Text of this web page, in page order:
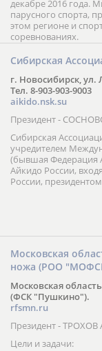
декабре 2016 года.
парусного спорта,
этом регионе и
соревнованиях.
Сибирская
г. Новосибирск, ул.
Тел. 8-903-903-9003
aikido.nsk.su
Президент -
Сибирская
учредителем
(бывшая Федерация
Айкидо России,
России,
Московская
ножа (РОО
Московская
(ФСК "Пушкино").
rfsmn.ru
Президент - ТРОХОВ
Цели и задачи: